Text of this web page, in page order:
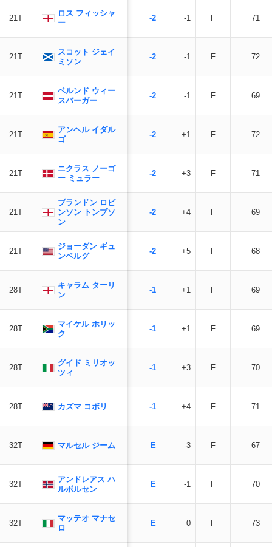
21T
ロス フィッシャ
ー
21T
スコット ジェイ
ミソン
21T
ベルンド ウィー
スバーガー
21T
アンヘル イダル
ゴ
21T
ニクラス ノーゴ
ー ミュラー
21T
ブランドン ロビ
ンソン トンプソ
ン
21T
ジョーダン ギュ
ンベルグ
28T
キャラム ターリ
ン
28T
マイケル ホリッ
ク
28T
グイド ミリオッ
ツィ
28T カズマ コボリ
32T マルセル ジーム
32T
アンドレアス ハ
ルボルセン
32T
マッテオ マナセ
ロ
-2 -1 F 71
-2 -1 F 72
-2 -1 F 69
-2 +1 F 72
-2 +3 F 71
-2 +4 F 69
-2 +5 F 68
-1 +1 F 69
-1 +1 F 69
-1 +3 F 70
-1 +4 F 71
E -3 F 67
E -1 F 70
E 0 F 73